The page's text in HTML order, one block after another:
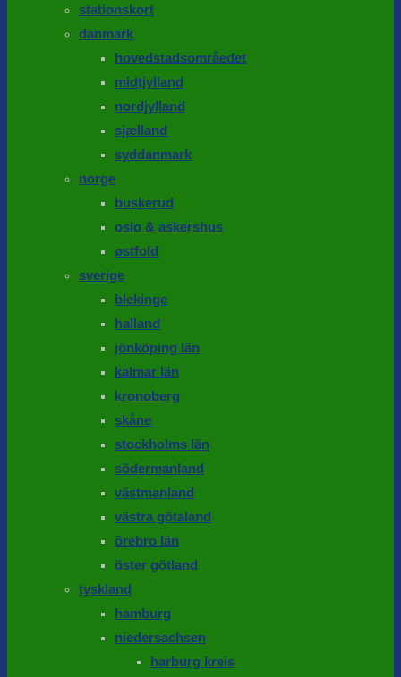
stationskort
danmark
hovedstadsområedet
midtjylland
nordjylland
sjælland
syddanmark
norge
buskerud
oslo & askershus
østfold
sverige
blekinge
halland
jönköping län
kalmar län
kronoberg
skåne
stockholms län
södermanland
västmanland
västra götaland
örebro län
öster götland
tyskland
hamburg
niedersachsen
harburg kreis